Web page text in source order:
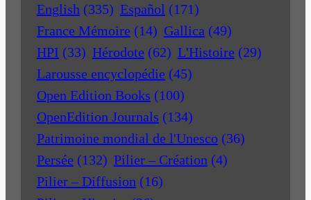
English (335) Español (171)
France Mémoire (14) Gallica (49)
HPI (33) Hérodote (62) L'Histoire (29)
Larousse encyclopédie (45)
Open Edition Books (100)
OpenEdition Journals (134)
Patrimoine mondial de l'Unesco (36)
Persée (132) Pilier – Création (4)
Pilier – Diffusion (16)